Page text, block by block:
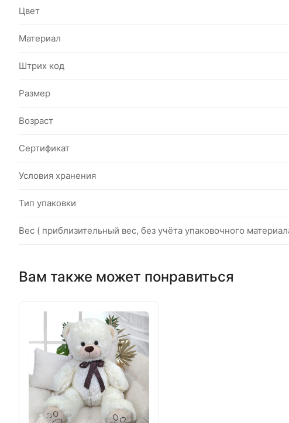
Цвет
Материал
Штрих код
Размер
Возраст
Сертификат
Условия хранения
Тип упаковки
Вес ( приблизительный вес, без учёта упаковочного
Вам также может понравиться